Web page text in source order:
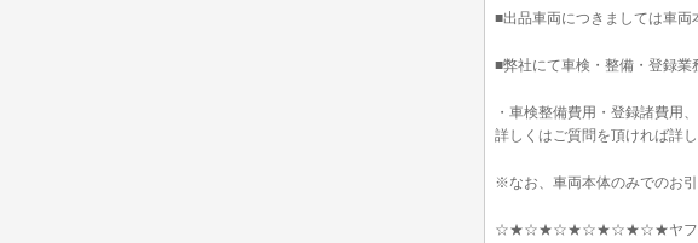
■出品車両につきましては車両
■弊社にて車検・整備・登録業
・車検整備費用・登録諸費用
詳しくはご質問を頂ければ詳
※なお、車両本体のみでのお
☆★☆★☆★☆★☆★☆★ヤフーオ